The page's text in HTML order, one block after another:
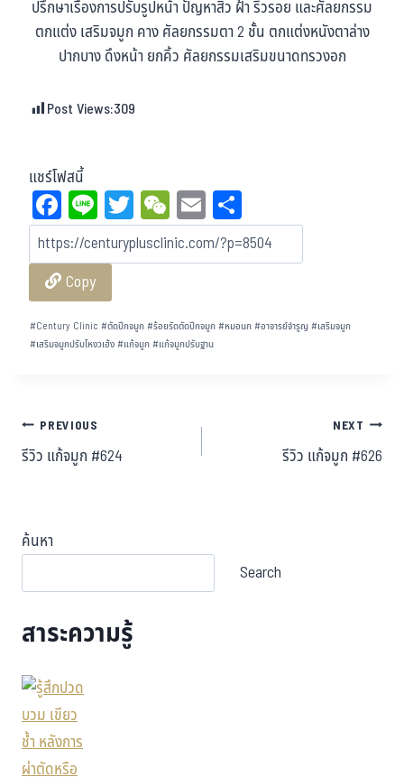
ปรึกษาเรื่องการปรับรูปหน้า ปัญหาสิว ฝ้า ริ้วรอย และศัลยกรรม
ตกแต่ง เสริมจมูก คาง ศัลยกรรมตา 2 ชั้น ตกแต่งหนังตาล่าง
ปากบาง ดึงหน้า ยกคิ้ว ศัลยกรรมเสริมขนาดทรวงอก
Post Views:309
แชร์โฟสนี้
Fa
ce
bo
ok
Li
ne
T
wi
tt
W
eC
ha
E
m
ail
ar
e
Copy
#Century Clinic #ตัดปีกจมูก#ร้อยรัดตัดปีกจมูก#หมอนก#อาจารย์จำรูญ #เสริมจมูก
#เสริมจมูกปรับโหงวเฮ้ง#แก้จมูก#แก้จมูกปรับฐาน
PREVIOUS
รีวิว แก้จมูก #624
NEXT
รีวิว แก้จมูก #626
ค้นหา
Search
สาระความรู้